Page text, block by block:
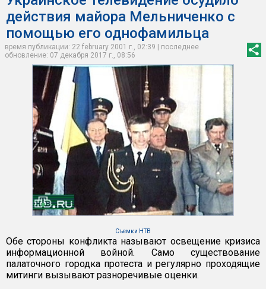
действия майора Мельниченко с
помощью его однофамильца
время публикации: 22 february 2001 г., 02:39 | последнее
обновление: 07 декабря 2017 г., 08:56
Съемки НТВ
Обе стороны конфликта называют освещение кризиса
информационной войной. Само существование
палаточного городка протеста и регулярно проходящие
митинги вызывают разноречивые оценки.